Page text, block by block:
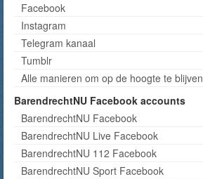
Facebook
Instagram
Telegram kanaal
Tumblr
Alle manieren om op de hoogte te blijven
BarendrechtNU Facebook accounts
BarendrechtNU Facebook
BarendrechtNU Live Facebook
BarendrechtNU 112 Facebook
BarendrechtNU Sport Facebook